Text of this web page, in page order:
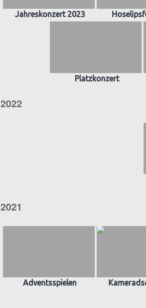
Jahreskonzert 2023
Platzkonzert
2022
2021
Adventsspielen